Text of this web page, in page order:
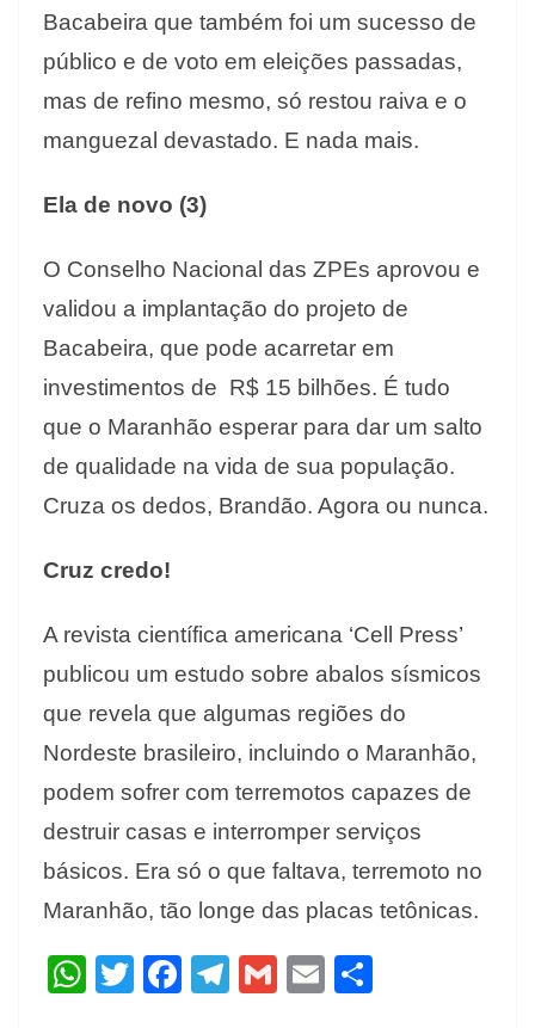
Bacabeira que também foi um sucesso de
público e de voto em eleições passadas,
mas de refino mesmo, só restou raiva e o
manguezal devastado. E nada mais.
Ela de novo (3)
O Conselho Nacional das ZPEs aprovou e
validou a implantação do projeto de
Bacabeira, que pode acarretar em
investimentos de R$ 15 bilhões. É tudo
que o Maranhão esperar para dar um salto
de qualidade na vida de sua população.
Cruza os dedos, Brandão. Agora ou nunca.
Cruz credo!
A revista científica americana ‘Cell Press’
publicou um estudo sobre abalos sísmicos
que revela que algumas regiões do
Nordeste brasileiro, incluindo o Maranhão,
podem sofrer com terremotos capazes de
destruir casas e interromper serviços
básicos. Era só o que faltava, terremoto no
Maranhão, tão longe das placas tetônicas.
W T F T G E